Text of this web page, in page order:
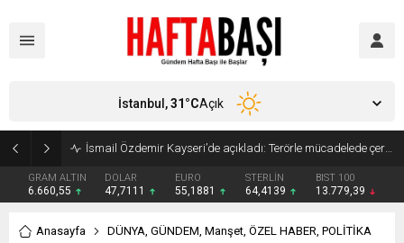
Süleyman Soylu ‘çok korktum’ deyip ilk kez açıkladı: En büyük tehdit dışarısıdır!
GRAM ALTIN
6.660,55
DOLAR
47,7111
EURO
55,1881
STERLİN
64,4139
BIST 100
13.779,39
İstanbul,31°CAçık
Anasayfa DÜNYA, GÜNDEM, Manşet, ÖZEL HABER, POLİTİKA